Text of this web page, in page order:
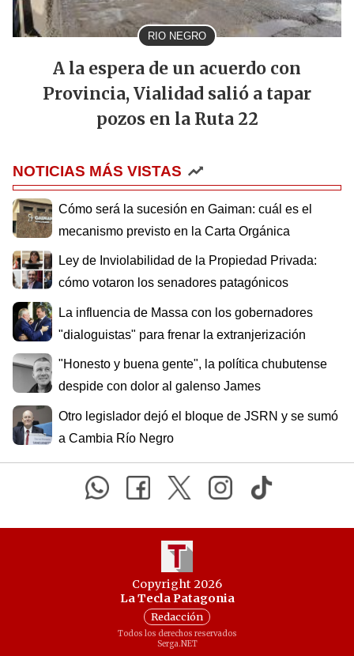
RIO NEGRO
A la espera de un acuerdo con
Provincia, Vialidad salió a tapar
pozos en la Ruta 22
NOTICIAS MÁS VISTAS
Cómo será la sucesión en Gaiman: cuál es el
mecanismo previsto en la Carta Orgánica
Ley de Inviolabilidad de la Propiedad Privada:
cómo votaron los senadores patagónicos
La influencia de Massa con los gobernadores
"dialoguistas" para frenar la extranjerización
"Honesto y buena gente", la política chubutense
despide con dolor al galenso James
Otro legislador dejó el bloque de JSRN y se sumó
a Cambia Río Negro
Copyright 2026
La Tecla Patagonia
Redacción
Todos los derechos reservados
Serga.NET